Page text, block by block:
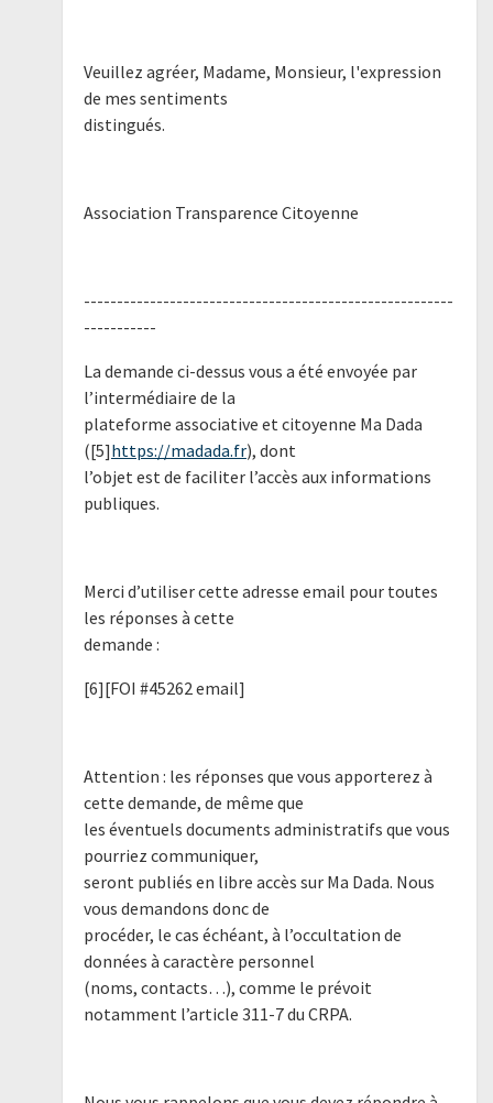
Veuillez agréer, Madame, Monsieur, l'expression
de mes sentiments
distingués.
Association Transparence Citoyenne
--------------------------------------------------------
-----------
La demande ci-dessus vous a été envoyée par
l’intermédiaire de la
plateforme associative et citoyenne Ma Dada
([5]https://madada.fr), dont
l’objet est de faciliter l’accès aux informations
publiques.
Merci d’utiliser cette adresse email pour toutes
les réponses à cette
demande :
[6][FOI #45262 email]
Attention : les réponses que vous apporterez à
cette demande, de même que
les éventuels documents administratifs que vous
pourriez communiquer,
seront publiés en libre accès sur Ma Dada. Nous
vous demandons donc de
procéder, le cas échéant, à l’occultation de
données à caractère personnel
(noms, contacts…), comme le prévoit
notamment l’article 311-7 du CRPA.